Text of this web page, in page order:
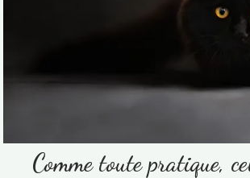
Comme toute pratique,